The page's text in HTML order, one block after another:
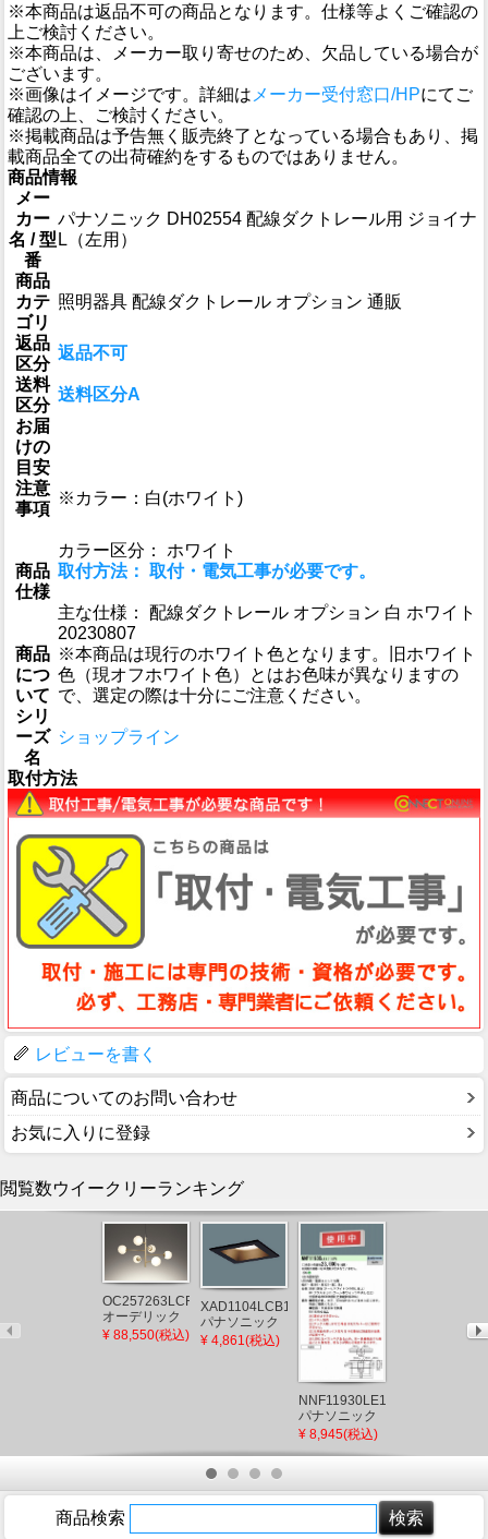
※本商品は返品不可の商品となります。仕様等よくご確認の
上ご検討ください。
※本商品は、メーカー取り寄せのため、欠品している場合が
ございます。
※画像はイメージです。詳細は メーカー受付窓口/HPにてご
確認の上、ご検討ください。
※掲載商品は予告無く販売終了となっている場合もあり、掲
載商品全ての出荷確約をするものではありません。
商品情報
メー
カー
名 / 型
番
パナソニック DH02554 配線ダクトレール用 ジョイナ
L（左用）
商品
カテ
ゴリ
照明器具 配線ダクトレール オプション 通販
返品
区分
返品不可
送料
区分
送料区分A
お届
けの
目安
注意
事項
※カラー：白(ホワイト)
商品
仕様
カラー区分： ホワイト
取付方法： 取付・電気工事が必要です。
主な仕様： 配線ダクトレール オプション 白 ホワイト
20230807
商品
につ
いて
※本商品は現行のホワイト色となります。旧ホワイト
色（現オフホワイト色）とはお色味が異なりますの
で、選定の際は十分にご注意ください。
シリ
ーズ
名
ショップライン
取付方法
レビューを書く
商品についてのお問い合わせ
お気に入りに登録
閲覧数ウイークリーランキング
OC257263LCR
オーデリック
シャンデリア
¥ 88,550(税込)
XAD1104LCB1
パナソニック
角型ダウンラ
イト ブラック
(XLGB77532CB1
¥ 4,861(税込)
NNF11930LE1
パナソニック
標示灯
¥ 8,945(税込)
【メーカー直
商品検索